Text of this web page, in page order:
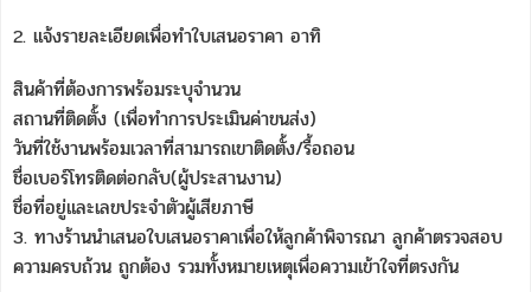
2. แจ้งรายละเอียดเพื่อทำใบเสนอราคา อาทิ
สินค้าที่ต้องการพร้อมระบุจำนวน
สถานที่ติดตั้ง (เพื่อทำการประเมินค่าขนส่ง)
วันที่ใช้งานพร้อมเวลาที่สามารถเขาติดตั้ง/รื้อถอน
ชื่อเบอร์โทรติดต่อกลับ(ผู้ประสานงาน)
ชื่อที่อยู่และเลขประจำตัวผู้เสียภาษี
3. ทางร้านนำเสนอใบเสนอราคาเพื่อให้ลูกค้าพิจารณา ลูกค้าตรวจสอบ
ความครบถ้วน ถูกต้อง รวมทั้งหมายเหตุเพื่อความเข้าใจที่ตรงกัน